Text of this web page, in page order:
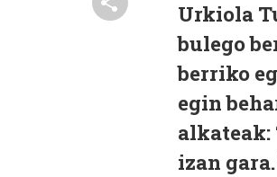
Urkiola
bulego
berriko
egin
alkateak:
izan